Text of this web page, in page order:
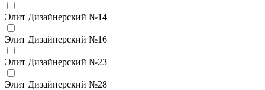
Элит Дизайнерский №14
Элит Дизайнерский №16
Элит Дизайнерский №23
Элит Дизайнерский №28